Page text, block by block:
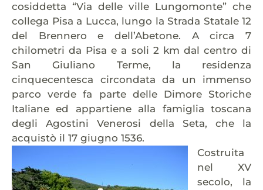
cosiddetta “Via delle ville Lungomonte” che
collega Pisa a Lucca, lungo la Strada Statale 12
del Brennero e dell’Abetone. A circa 7
chilometri da Pisa e a soli 2 km dal centro di
San Giuliano Terme, la residenza
cinquecentesca circondata da un immenso
parco verde fa parte delle Dimore Storiche
Italiane ed appartiene alla famiglia toscana
degli Agostini Venerosi della Seta, che la
acquistò il 17 giugno 1536.
Costruita
nel XV
secolo, la